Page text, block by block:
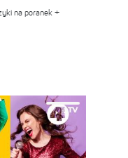
na poranek +